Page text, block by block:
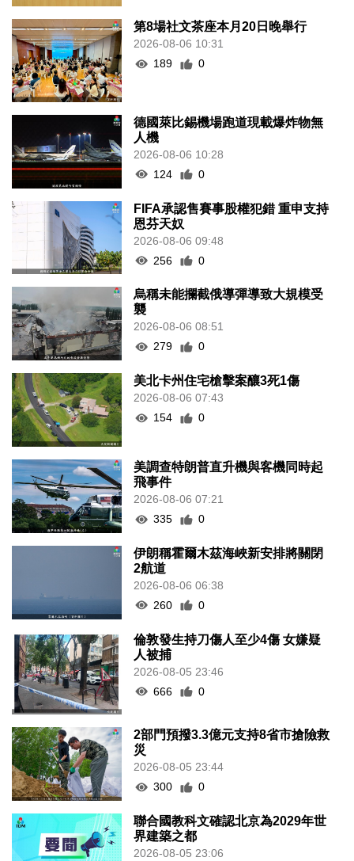
第8場社文茶座本月20日晚舉行
2026-08-06 10:31
189
0
德國萊比錫機場跑道現載爆炸物無
人機
2026-08-06 10:28
124
0
FIFA承認售賽事股權犯錯 重申支持
恩芬天奴
2026-08-06 09:48
256
0
烏稱未能攔截俄導彈導致大規模受
襲
2026-08-06 08:51
279
0
美北卡州住宅槍擊案釀3死1傷
2026-08-06 07:43
154
0
美調查特朗普直升機與客機同時起
飛事件
2026-08-06 07:21
335
0
伊朗稱霍爾木茲海峽新安排將關閉
2航道
2026-08-06 06:38
260
0
倫敦發生持刀傷人至少4傷 女嫌疑
人被捕
2026-08-05 23:46
666
0
2部門預撥3.3億元支持8省市搶險救
災
2026-08-05 23:44
300
0
聯合國教科文確認北京為2029年世
界建築之都
2026-08-05 23:06